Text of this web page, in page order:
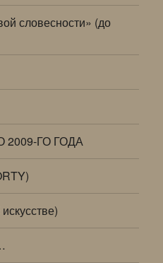
словесности» (до
ГО ГОДА